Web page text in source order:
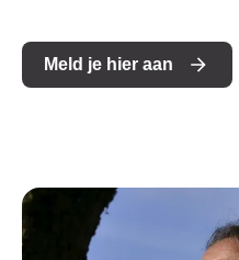
Meld je hier aan